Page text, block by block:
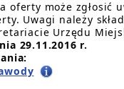
oferty może zgłosić
Uwagi należy
Urzędu
29.11.2016 r.